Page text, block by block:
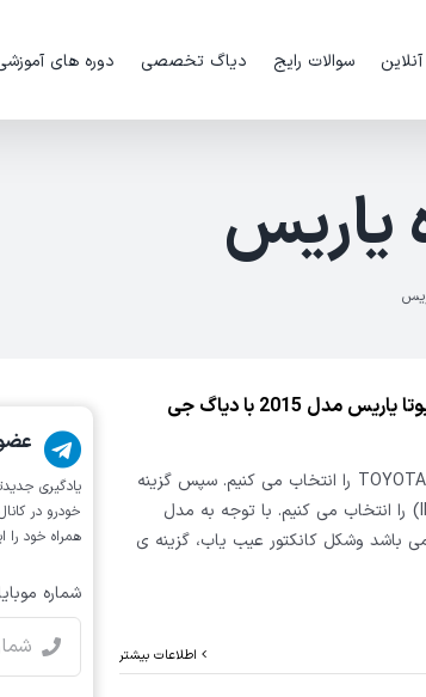
سوالات رایج دیاگ تخصصی دوره های
یاریس
عیب یابی و عملیات ویژه تویوتا یاریس مدل 2015 با دیاگ جی
در ابتدا از منوی عیب یابی برند TOYOTA را انتخاب می کنیم. سپس گزینه
ی بین الملل (INTERNATIONAL) را انتخاب می کنیم. با توجه به مدل
که محصول سال 2015 می باشد وشکل کانکتور عیب یاب، گزینه ی
اطلاعات بیشتر
یادگیری
خودرو در
همراه خود را
شماره